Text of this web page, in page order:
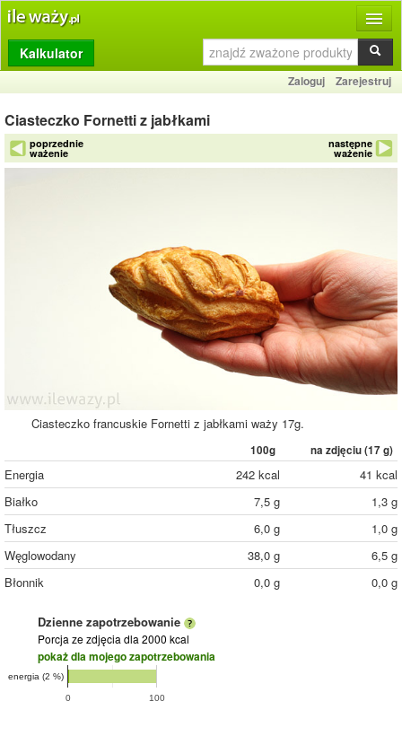
Produkty
Dziennik
Przelicznik
Porównywarka
Kalkulator
Zaloguj Zarejestruj
Ciasteczko Fornetti z jabłkami
poprzednie
ważenie
następne
ważenie
Ciasteczko francuskie Fornetti z jabłkami waży 17g.
100g na zdjęciu (17g)
Energia 242 kcal
41 kcal
Białko
7,5 g
1,3 g
Tłuszcz
6,0 g
1,0 g
Węglowodany
38,0 g
6,5 g
Błonnik
0,0 g 0,0 g
Dzienne zapotrzebowanie
Porcja ze zdjęcia dla 2000 kcal
pokaż dla mojego zapotrzebowania
0 100
energia (2 %)